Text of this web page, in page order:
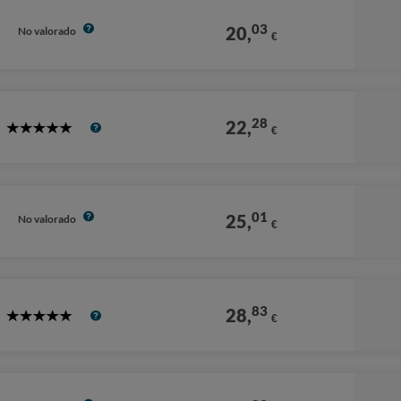
No valorado 20,03 €
5
22,28 €
No valorado 25,01 €
5
28,83 €